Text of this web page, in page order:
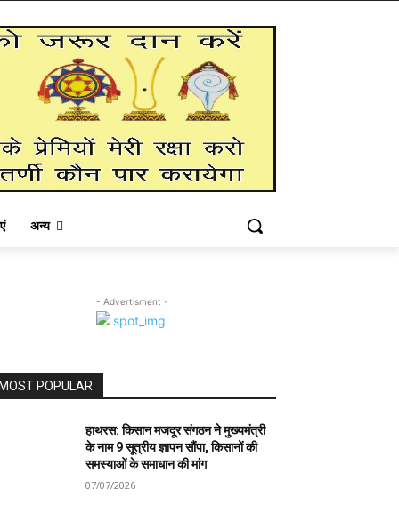
अन्य
- Advertisment -
MOST POPULAR
हाथरस: किसान मजदूर संगठन ने मुख्यमंत्री
के नाम 9 सूत्रीय ज्ञापन सौंपा, किसानों की
समस्याओं के समाधान की मांग
07/07/2026